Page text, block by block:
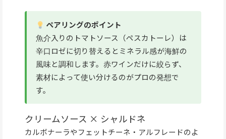
ペアリングのポイント
魚介入りのトマトソース（ペスカトーレ）は
辛口ロゼに切り替えるとミネラル感が海鮮の
風味と調和します。赤ワインだけに絞らず、
素材によって使い分けるのがプロの発想で
す。
クリームソース × シャルドネ
カルボナーラやフェットチーネ・アルフレードのよ